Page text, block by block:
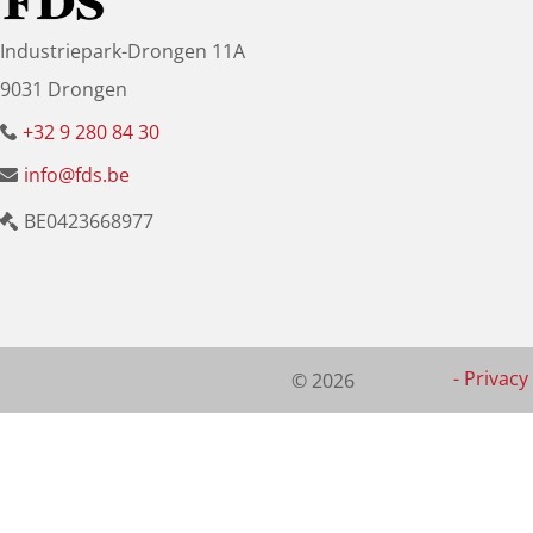
Industriepark-Drongen 11A
9031 Drongen
+32 9 280 84 30
info@fds.be
BE0423668977
© 2026 -